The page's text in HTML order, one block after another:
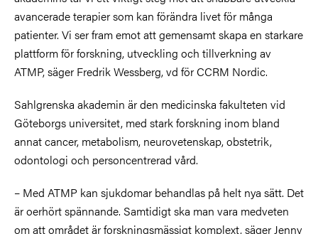
avancerade terapier som kan förändra livet för många
patienter. Vi ser fram emot att gemensamt skapa en starkare
plattform för forskning, utveckling och tillverkning av
ATMP, säger Fredrik Wessberg, vd för CCRM Nordic.
Sahlgrenska akademin är den medicinska fakulteten vid
Göteborgs universitet, med stark forskning inom bland
annat cancer, metabolism, neurovetenskap, obstetrik,
odontologi och personcentrerad vård.
– Med ATMP kan sjukdomar behandlas på helt nya sätt. Det
är oerhört spännande. Samtidigt ska man vara medveten
om att området är forskningsmässigt komplext, säger Jenny